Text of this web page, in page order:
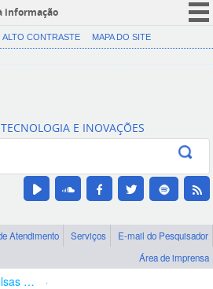
informação
CORONAVÍRUS (COVID-19)
Canais
ALTO CONTRASTE MAPA DO SITE
E INOVAÇÕES
Atendimento Serviços
E-mail do Pesquisador
Área de imprensa
Bolsas e Auxílios Vigentes